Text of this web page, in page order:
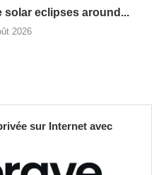
solar eclipses around...
2026
sur Internet avec